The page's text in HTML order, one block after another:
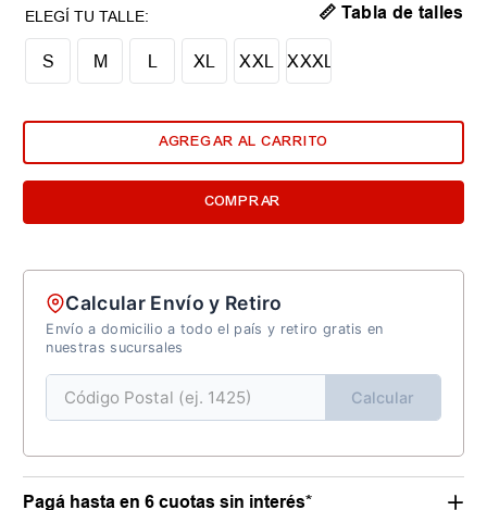
S L
M XL XXL XXXL
📏 Tabla de talles
AGREGAR AL CARRITO
COMPRAR
Calcular Envío y Retiro
Envío a domicilio a todo el país y retiro gratis en
nuestras sucursales
Calcular
Pagá hasta en 6 cuotas sin interés*